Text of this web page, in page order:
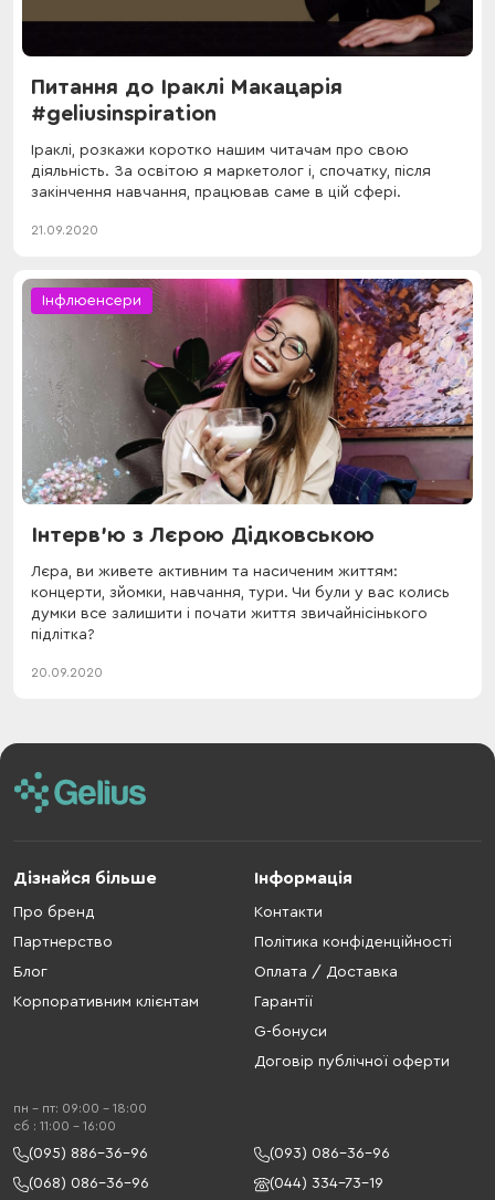
Питання до Іраклі Макацарія
#geliusinspiration
Іраклі, розкажи коротко нашим читачам про свою
діяльність. За освітою я маркетолог і, спочатку, після
закінчення навчання, працював саме в цій сфері.
21.09.2020
Інфлюенсери
Інтерв'ю з Лєрою Дідковською
Лєра, ви живете активним та насиченим життям:
концерти, зйомки, навчання, тури. Чи були у вас колись
думки все залишити і почати життя звичайнісінького
підлітка?
20.09.2020
Дізнайся більше
Про бренд
Партнерство
Блог
Корпоративним клієнтам
Інформація
Контакти
Політика конфіденційності
Оплата / Доставка
Гарантії
G-бонуси
Договір публічної оферти
пн - пт: 09:00 - 18:00
cб : 11:00 - 16:00
(095) 886-36-96
(093) 086-36-96
(068) 086-36-96
(044) 334-73-19